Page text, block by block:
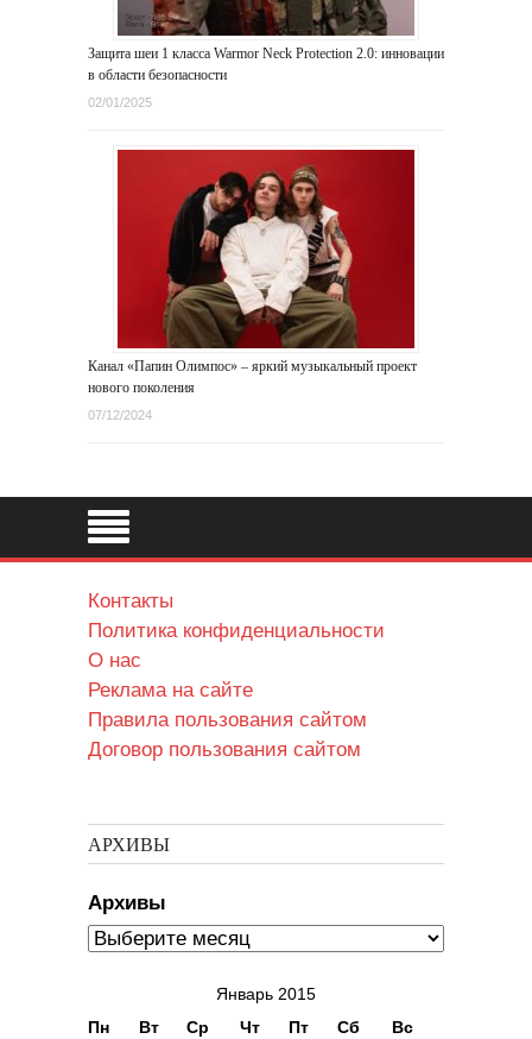
Защита шеи 1 класса Warmor Neck Protection 2.0: инновации
в области безопасности
02/01/2025
Канал «Папин Олимпос» – яркий музыкальный проект
нового поколения
07/12/2024
Контакты
Политика конфиденциальности
О нас
Реклама на сайте
Правила пользования сайтом
Договор пользования сайтом
АРХИВЫ
Архивы
Январь 2015
Пн
Вт Ср Чт Пт Сб Вс